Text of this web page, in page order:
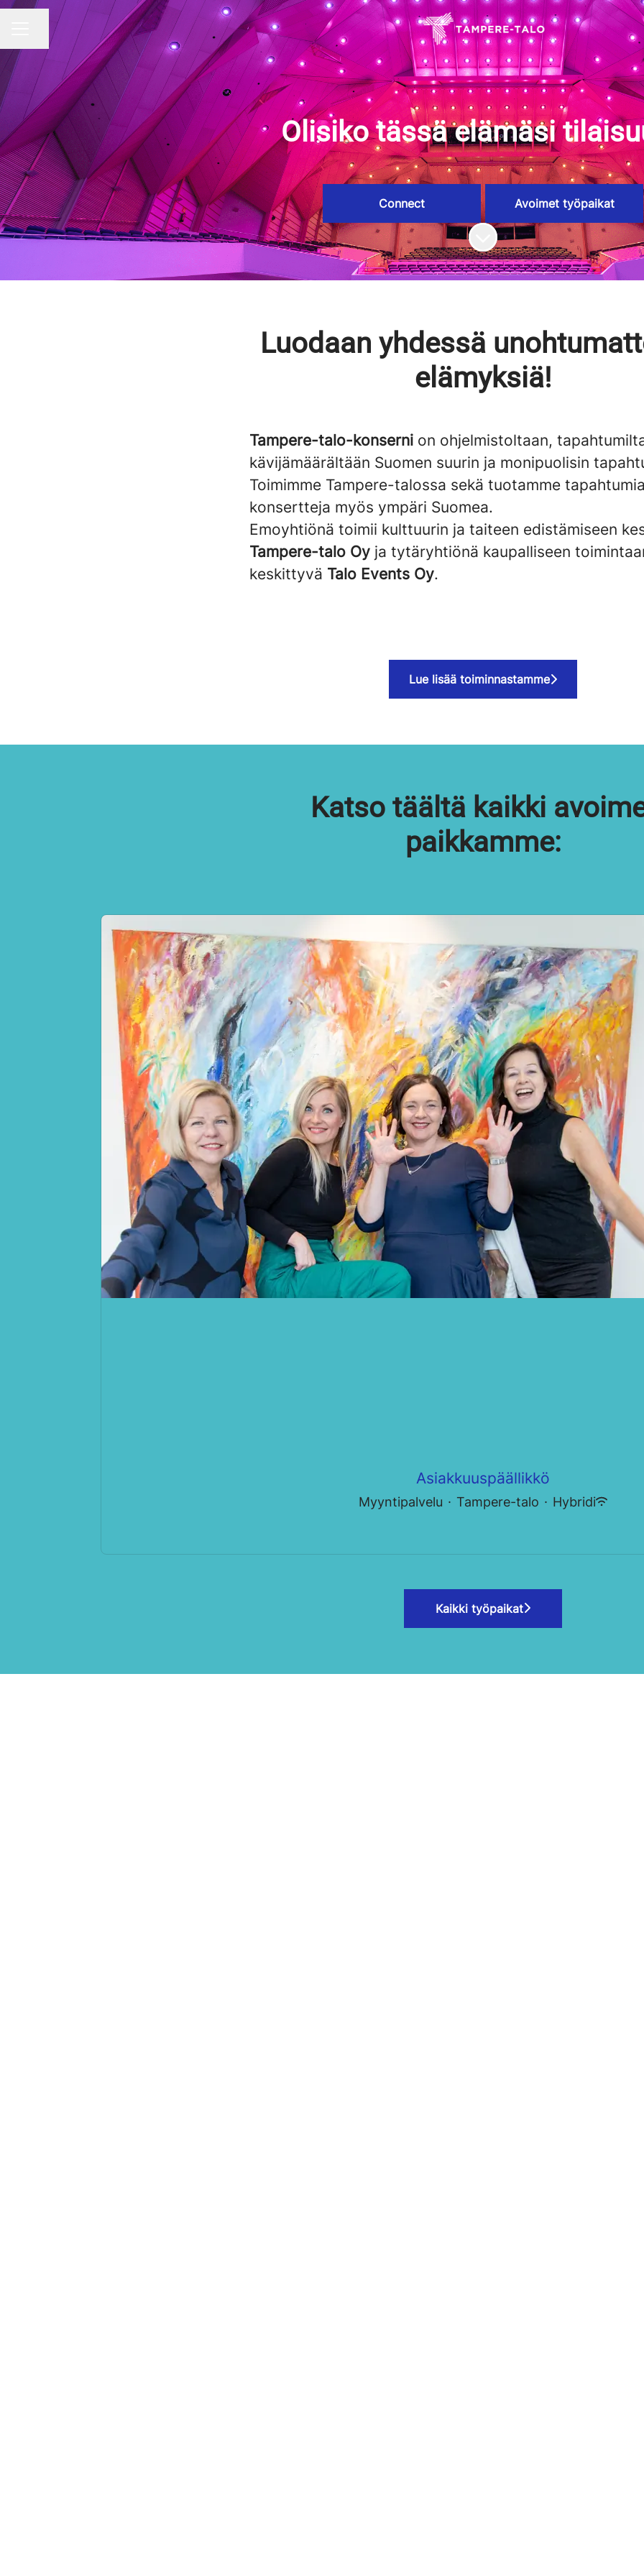
URAVALIKKO
Jaa sivu
Olisiko tässä elämäsi
Connect
Avoimet työpaikat
Siirry sisältöön
Luodaan yhdessä
elämyksiä!
Tampere-talo-konserni on ohjelmistoltaan,
kävijämäärältään Suomen suurin ja monipuolisin
Toimimme Tampere-talossa sekä tuotamme
konsertteja myös ympäri Suomea.
Emoyhtiönä toimii kulttuurin ja taiteen edistämiseen
Tampere-talo Oy ja tytäryhtiönä kaupalliseen
keskittyvä Talo Events Oy.
Lue lisää toiminnastamme
Katso täältä kaikki
paikkamme:
Asiakkuuspäällikkö
Myyntipalvelu · Tampere-talo · Hybridi
Kaikki työpaikat